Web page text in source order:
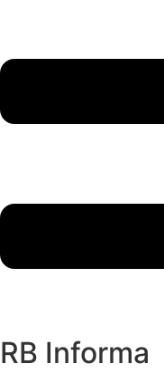
RB Informa